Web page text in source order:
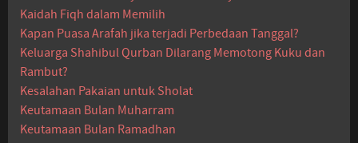
Kaidah Fiqh dalam Memilih
Kapan Puasa Arafah jika terjadi Perbedaan Tanggal?
Keluarga Shahibul Qurban Dilarang Memotong Kuku dan
Rambut?
Kesalahan Pakaian untuk Sholat
Keutamaan Bulan Muharram
Keutamaan Bulan Ramadhan